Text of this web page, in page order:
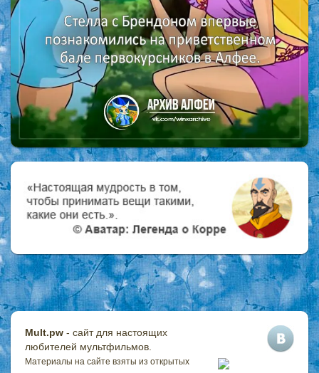
Mult.pw - сайт для настоящих
любителей мультфильмов.
Материалы на сайте взяты из открытых